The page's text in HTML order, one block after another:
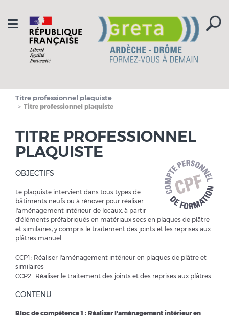
Toggle
navigation
Titre professionnel plaquiste
Titre professionnel plaquiste
TITRE PROFESSIONNEL
PLAQUISTE
OBJECTIFS
Le plaquiste intervient dans tous types de
bâtiments neufs ou à rénover pour réaliser
l'aménagement intérieur de locaux, à partir
d'éléments préfabriqués en matériaux secs en plaques de plâtre
et similaires, y compris le traitement des joints et les reprises aux
plâtres manuel.
CCP1 : Réaliser l'aménagement intérieur en plaques de plâtre et
similaires
CCP2 : Réaliser le traitement des joints et des reprises aux plâtres
CONTENU
Bloc de compétence 1 : Réaliser l'aménagement intérieur en